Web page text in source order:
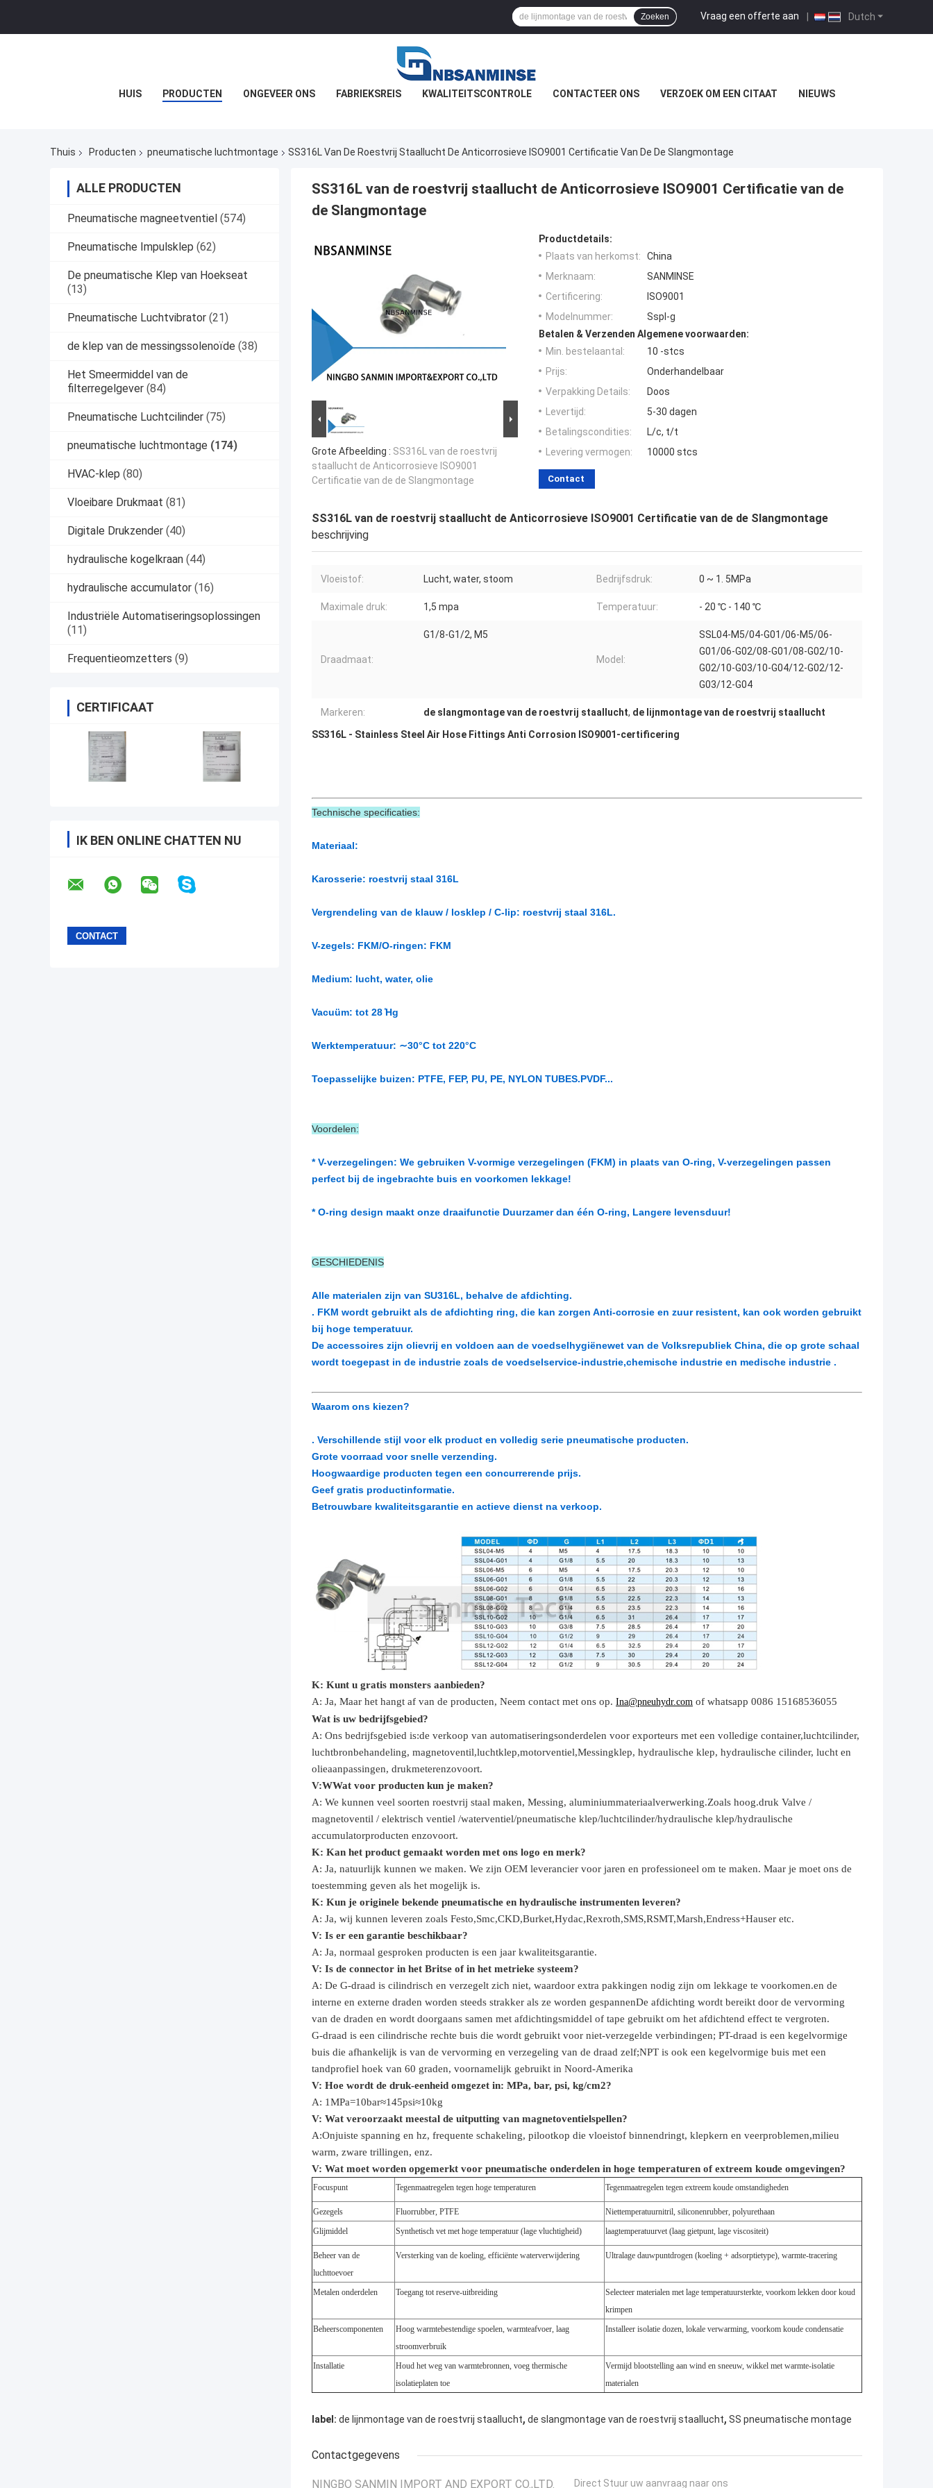
Dutch
Vraag een offerte aan |
Zoeken
HUIS PRODUCTEN ONGEVEER ONS FABRIEKSREIS KWALITEITSCONTROLE CONTACTEER ONS VERZOEK OM EEN CITAAT NIEUWS
Thuis Producten pneumatische luchtmontage SS316L Van De Roestvrij Staallucht De Anticorrosieve ISO9001 Certificatie Van De De Slangmontage
ALLE PRODUCTEN
Pneumatische magneetventiel (574)
Pneumatische Impulsklep (62)
De pneumatische Klep van Hoekseat
(13)
Pneumatische Luchtvibrator (21)
de klep van de messingssolenoïde (38)
Het Smeermiddel van de
filterregelgever (84)
Pneumatische Luchtcilinder (75)
pneumatische luchtmontage (174)
HVAC-klep (80)
Vloeibare Drukmaat (81)
Digitale Drukzender (40)
hydraulische kogelkraan (44)
hydraulische accumulator (16)
Industriële Automatiseringsoplossingen
(11)
Frequentieomzetters (9)
CERTIFICAAT
IK BEN ONLINE CHATTEN NU
SS316L van de roestvrij staallucht de Anticorrosieve ISO9001 Certificatie van de
de Slangmontage
Grote Afbeelding : SS316L van de roestvrij
staallucht de Anticorrosieve ISO9001
Certificatie van de de Slangmontage
Productdetails:
Plaats van herkomst:
China
Merknaam:
SANMINSE
Certificering:
ISO9001
Modelnummer:
Sspl-g
Betalen & Verzenden Algemene voorwaarden:
Min. bestelaantal:
10 -stcs
Prijs:
Onderhandelbaar
Verpakking Details:
Doos
Levertijd:
5-30 dagen
Betalingscondities:
L/c, t/t
Levering vermogen:
10000 stcs
Contact
SS316L van de roestvrij staallucht de Anticorrosieve ISO9001 Certificatie van de de Slangmontage
beschrijving
Vloeistof: Lucht, water, stoom Bedrijfsdruk: 0 ~ 1. 5MPa
Maximale druk: 1,5 mpa Temperatuur: - 20 ℃ - 140 ℃
Draadmaat:
G1/8-G1/2, M5
Model:
SSL04-M5/04-G01/06-M5/06-
G01/06-G02/08-G01/08-G02/10-
G02/10-G03/10-G04/12-G02/12-
G03/12-G04
Markeren: de slangmontage van de roestvrij staallucht, de lijnmontage van de roestvrij staallucht
SS316L - Stainless Steel Air Hose Fittings Anti Corrosion ISO9001-certificering
Technische specificaties:
Materiaal:
Karosserie: roestvrij staal 316L
Vergrendeling van de klauw / losklep / C-lip: roestvrij staal 316L.
V-zegels: FKM/O-ringen: FKM
Medium: lucht, water, olie
Vacuüm: tot 28 ̊Hg
Werktemperatuur: ∼30°C tot 220°C
Toepasselijke buizen: PTFE, FEP, PU, PE, NYLON TUBES.PVDF...
Voordelen:
* V-verzegelingen: We gebruiken V-vormige verzegelingen (FKM) in plaats van O-ring, V-verzegelingen passen
perfect bij de ingebrachte buis en voorkomen lekkage!
* O-ring design maakt onze draaifunctie Duurzamer dan één O-ring, Langere levensduur!
GESCHIEDENIS
Alle materialen zijn van SU316L, behalve de afdichting.
. FKM wordt gebruikt als de afdichting ring, die kan zorgen Anti-corrosie en zuur resistent, kan ook worden gebruikt
bij hoge temperatuur.
De accessoires zijn olievrij en voldoen aan de voedselhygiënewet van de Volksrepubliek China, die op grote schaal
wordt toegepast in de industrie zoals de voedselservice-industrie,chemische industrie en medische industrie .
Waarom ons kiezen?
. Verschillende stijl voor elk product en volledig serie pneumatische producten.
Grote voorraad voor snelle verzending.
Hoogwaardige producten tegen een concurrerende prijs.
Geef gratis productinformatie.
Betrouwbare kwaliteitsgarantie en actieve dienst na verkoop.
K: Kunt u gratis monsters aanbieden?
A: Ja, Maar het hangt af van de producten, Neem contact met ons op. Ina@pneuhydr.com of whatsapp 0086 15168536055
Wat is uw bedrijfsgebied?
A: Ons bedrijfsgebied is:de verkoop van automatiseringsonderdelen voor exporteurs met een volledige container,luchtcilinder,
luchtbronbehandeling, magnetoventil,luchtklep,motorventiel,Messingklep, hydraulische klep, hydraulische cilinder, lucht en
olieaanpassingen, drukmeterenzovoort.
V:WWat voor producten kun je maken?
A: We kunnen veel soorten roestvrij staal maken, Messing, aluminiummateriaalverwerking.Zoals hoog.druk Valve /
magnetoventil / elektrisch ventiel /waterventiel/pneumatische klep/luchtcilinder/hydraulische klep/hydraulische
accumulatorproducten enzovoort.
K: Kan het product gemaakt worden met ons logo en merk?
A: Ja, natuurlijk kunnen we maken. We zijn OEM leverancier voor jaren en professioneel om te maken. Maar je moet ons de
toestemming geven als het mogelijk is.
K: Kun je originele bekende pneumatische en hydraulische instrumenten leveren?
A: Ja, wij kunnen leveren zoals Festo,Smc,CKD,Burket,Hydac,Rexroth,SMS,RSMT,Marsh,Endress+Hauser etc.
V: Is er een garantie beschikbaar?
A: Ja, normaal gesproken producten is een jaar kwaliteitsgarantie.
V: Is de connector in het Britse of in het metrieke systeem?
A: De G-draad is cilindrisch en verzegelt zich niet, waardoor extra pakkingen nodig zijn om lekkage te voorkomen.en de
interne en externe draden worden steeds strakker als ze worden gespannenDe afdichting wordt bereikt door de vervorming
van de draden en wordt doorgaans samen met afdichtingsmiddel of tape gebruikt om het afdichtend effect te vergroten.
G-draad is een cilindrische rechte buis die wordt gebruikt voor niet-verzegelde verbindingen; PT-draad is een kegelvormige
buis die afhankelijk is van de vervorming en verzegeling van de draad zelf;NPT is ook een kegelvormige buis met een
tandprofiel hoek van 60 graden, voornamelijk gebruikt in Noord-Amerika
V: Hoe wordt de druk-eenheid omgezet in: MPa, bar, psi, kg/cm2?
A: 1MPa=10bar≈145psi≈10kg
V: Wat veroorzaakt meestal de uitputting van magnetoventielspellen?
A:Onjuiste spanning en hz, frequente schakeling, pilootkop die vloeistof binnendringt, klepkern en veerproblemen,milieu
warm, zware trillingen, enz.
V: Wat moet worden opgemerkt voor pneumatische onderdelen in hoge temperaturen of extreem koude omgevingen?
Focuspunt Tegenmaatregelen tegen hoge temperaturen Tegenmaatregelen tegen extreem koude omstandigheden
Gezegels Fluorrubber, PTFE
Niettemperatuurnitril, siliconenrubber, polyurethaan
Glijmiddel
Synthetisch vet met hoge temperatuur (lage vluchtigheid) laagtemperatuurvet (laag gietpunt, lage viscositeit)
Beheer van de
luchttoevoer
Versterking van de koeling, efficiënte waterverwijdering Ultralage dauwpuntdrogen (koeling + adsorptietype), warmte-tracering
Metalen onderdelen Toegang tot reserve-uitbreiding
Selecteer materialen met lage temperatuursterkte, voorkom lekken door koud
krimpen
Beheerscomponenten
Hoog warmtebestendige spoelen, warmteafvoer, laag
stroomverbruik
Installeer isolatie dozen, lokale verwarming, voorkom koude condensatie
Installatie
Houd het weg van warmtebronnen, voeg thermische
isolatieplaten toe
Vermijd blootstelling aan wind en sneeuw, wikkel met warmte-isolatie
materialen
label: de lijnmontage van de roestvrij staallucht, de slangmontage van de roestvrij staallucht, SS pneumatische montage
Contactgegevens
NINGBO SANMIN IMPORT AND EXPORT CO.,LTD. Direct Stuur uw aanvraag naar ons